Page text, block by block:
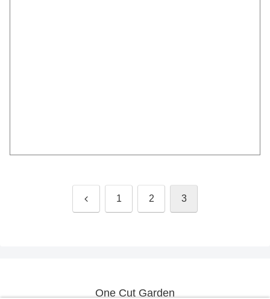
前 1 2 3
One Cut Garden